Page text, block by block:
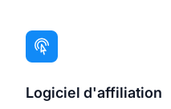
Logiciel d'affiliation